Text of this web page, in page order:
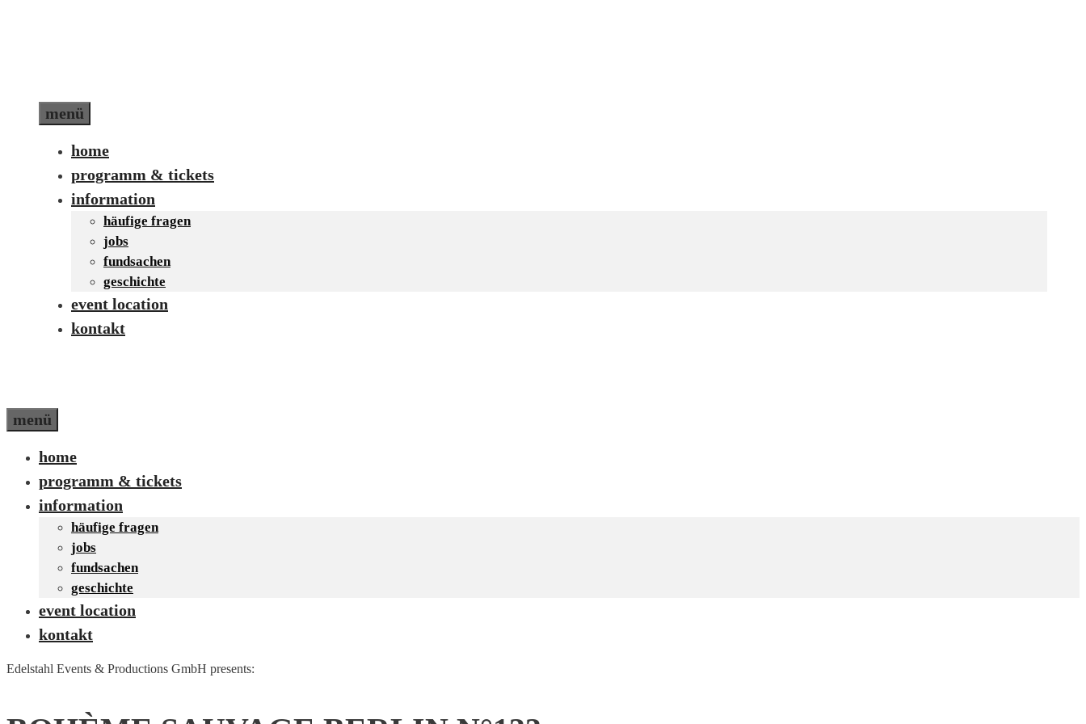
menü
home
programm & tickets
information
häufige fragen
jobs
fundsachen
geschichte
event location
kontakt
menü
home
programm & tickets
information
häufige fragen
jobs
fundsachen
geschichte
event location
kontakt
Edelstahl Events & Productions GmbH presents: